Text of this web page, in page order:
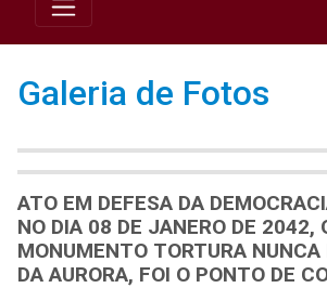
Galeria de Fotos
ATO EM DEFESA DA
NO DIA 08 DE JANERO DE 2042,
MONUMENTO TORTURA
DA AURORA, FOI O PONTO DE